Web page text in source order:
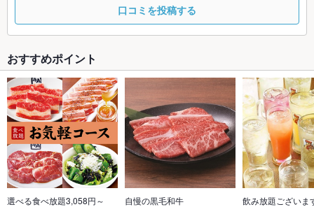
口コミを投稿する
おすすめポイント
選べる食べ放題3,058円～ 自慢の黒毛和牛 飲み放題ございま